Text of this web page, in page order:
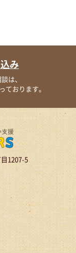
み
は、
ております。
1207-5